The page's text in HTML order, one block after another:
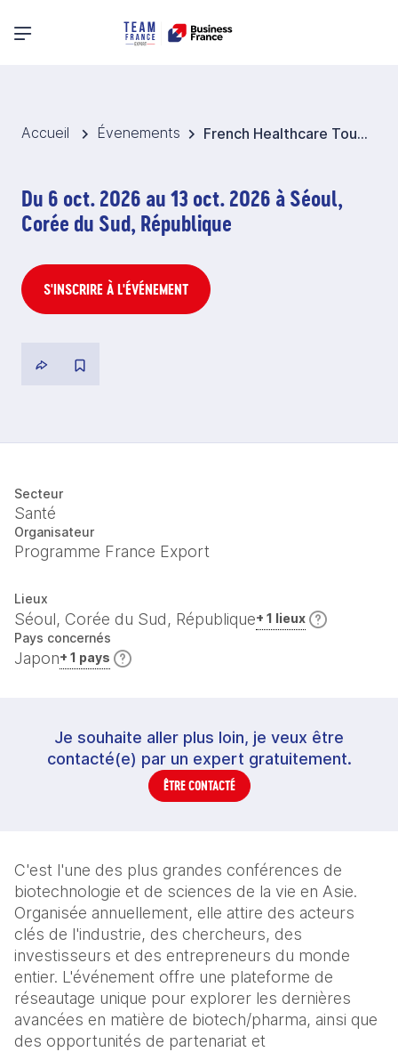
Menu principal
Accueil Évenements French Healthcare Tour @ BIO JAPAN 2026 - Asie du Nord-Est
Du 6 oct. 2026 au 13 oct. 2026 à Séoul,
Corée du Sud, République
S'INSCRIRE À L'ÉVÉNEMENT
Secteur
Santé
Organisateur
Programme France Export
Lieux
Séoul, Corée du Sud, République+ 1 lieux
Pays concernés
Japon+ 1 pays
Je souhaite aller plus loin, je veux être
contacté(e) par un expert gratuitement.
ÊTRE CONTACTÉ
C'est l'une des plus grandes conférences de
biotechnologie et de sciences de la vie en Asie.
Organisée annuellement, elle attire des acteurs
clés de l'industrie, des chercheurs, des
investisseurs et des entrepreneurs du monde
entier. L'événement offre une plateforme de
réseautage unique pour explorer les dernières
avancées en matière de biotech/pharma, ainsi que
des opportunités de partenariat et